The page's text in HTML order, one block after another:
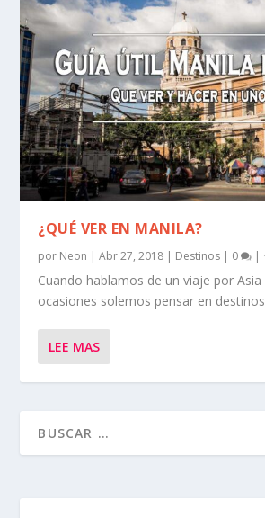
¿QUÉ VER EN MANILA?
por Neon |Abr 27, 2018 | Destinos | 0 |
Cuando hablamos de un viaje por
ocasiones solemos pensar en
LEE MAS